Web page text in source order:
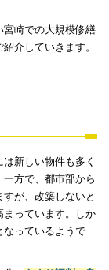
宮崎での大規模修繕
介していきます。
新しい物件も多く
方で、都市部から
が、改築しないと
まっています。しか
なっているようで